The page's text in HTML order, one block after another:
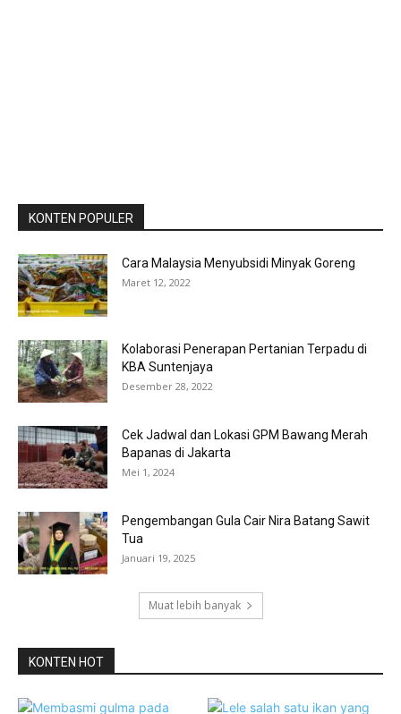
KONTEN POPULER
Cara Malaysia Menyubsidi Minyak Goreng
Maret 12, 2022
Kolaborasi Penerapan Pertanian Terpadu di
KBA Suntenjaya
Desember 28, 2022
Cek Jadwal dan Lokasi GPM Bawang Merah
Bapanas di Jakarta
Mei 1, 2024
Pengembangan Gula Cair Nira Batang Sawit
Tua
Januari 19, 2025
Muat lebih banyak
KONTEN HOT